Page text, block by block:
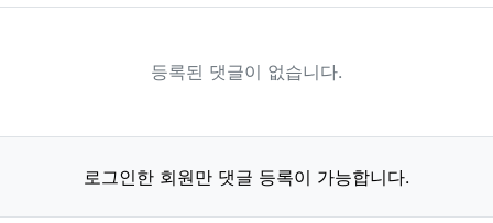
등록된 댓글이 없습니다.
로그인한 회원만 댓글 등록이 가능합니다.